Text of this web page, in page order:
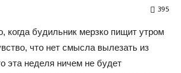
395
когда будильник мерзко пищит утром
что нет смысла вылезать из
эта неделя ничем не будет